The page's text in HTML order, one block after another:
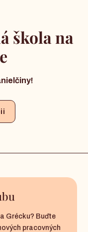
škola na
Grécku? Buďte
pracovných